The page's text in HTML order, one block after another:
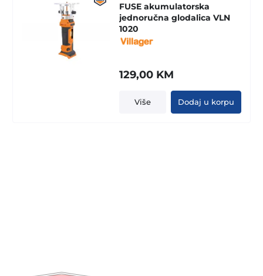
FUSE akumulatorska
jednoručna glodalica VLN
1020
129,00 KM
Više Dodaj u korpu